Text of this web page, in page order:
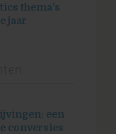
thema’s
jaar
een
conversies